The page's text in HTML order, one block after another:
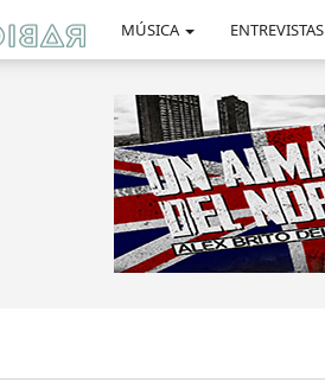
MÚSICA ENTREVISTAS